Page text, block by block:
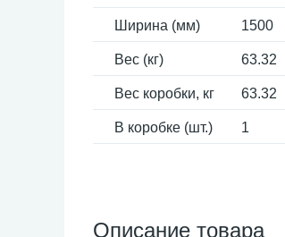
Ширина (мм) 1500
Вес (кг) 63.32
Вес коробки, кг 63.32
В коробке (шт.) 1
Описание товара